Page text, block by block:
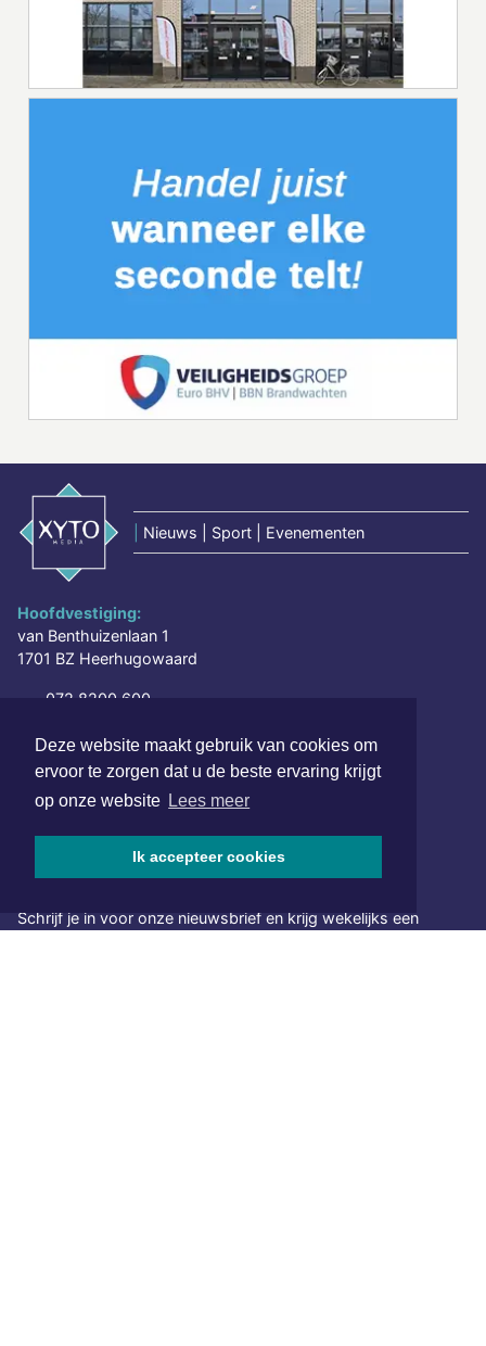
Deze website maakt gebruik van cookies om
ervoor te zorgen dat u de beste ervaring krijgt
op onze website Lees meer
Ik accepteer cookies
Nieuws | Sport | Evenementen
Hoofdvestiging:
van Benthuizenlaan 1
1701 BZ Heerhugowaard
072 8200 600
www.xyto.nl
SOCIAL MEDIA
NIEUWSBRIEF AANMELDEN
Schrijf je in voor onze nieuwsbrief en krijg wekelijks een